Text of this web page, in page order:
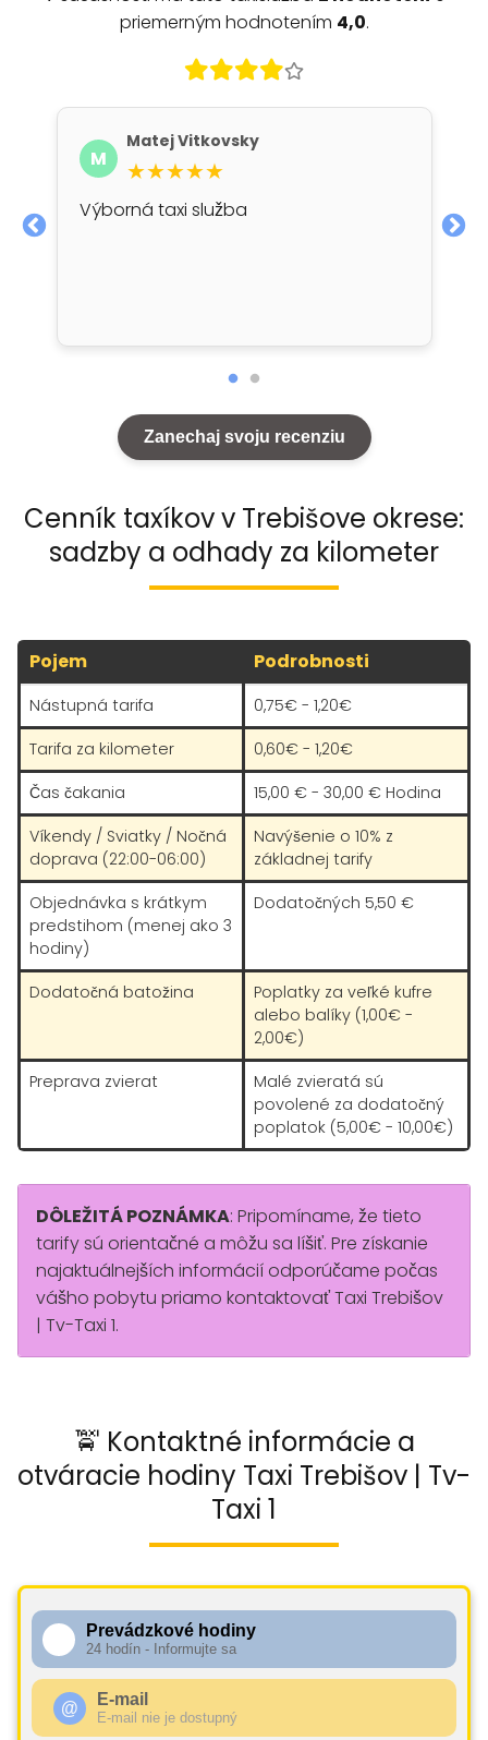
priemerným hodnotením 4,0.
M
Matej Vitkovsky
★★★★★
Výborná taxi služba
Zanechaj svoju recenziu
Cenník taxíkov v Trebišove okrese:
sadzby a odhady za kilometer
Pojem Podrobnosti
Nástupná tarifa
0,75€ - 1,20€
Tarifa za kilometer
0,60€ - 1,20€
Čas čakania
15,00 € - 30,00 € Hodina
Víkendy / Sviatky / Nočná
doprava (22:00-06:00)
Navýšenie o 10% z
základnej tarify
Objednávka s krátkym
predstihom (menej ako 3
hodiny)
Dodatočných 5,50 €
Dodatočná batožina
Poplatky za veľké kufre
alebo balíky (1,00€ -
2,00€)
Preprava zvierat
Malé zvieratá sú
povolené za dodatočný
poplatok (5,00€ - 10,00€)
DÔLEŽITÁ POZNÁMKA: Pripomíname, že tieto
tarify sú orientačné a môžu sa líšiť. Pre získanie
najaktuálnejších informácií odporúčame počas
vášho pobytu priamo kontaktovať Taxi Trebišov
| Tv-Taxi 1.
🚖 Kontaktné informácie a
otváracie hodiny Taxi Trebišov | Tv-
Taxi 1
Prevádzkové hodiny
24 hodín - Informujte sa
@ E-mail
E-mail nie je dostupný